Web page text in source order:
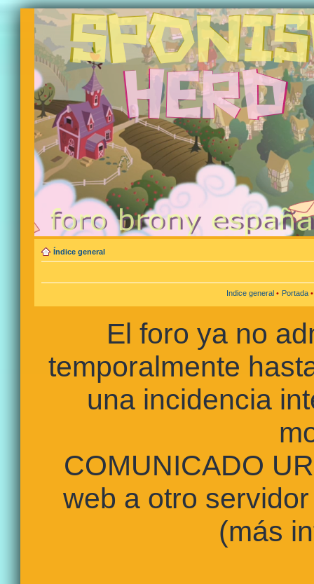
Índice general
Indice general • Portada
El foro ya no
temporalmente
una incidencia
COMUNICADO
web a otro
(más